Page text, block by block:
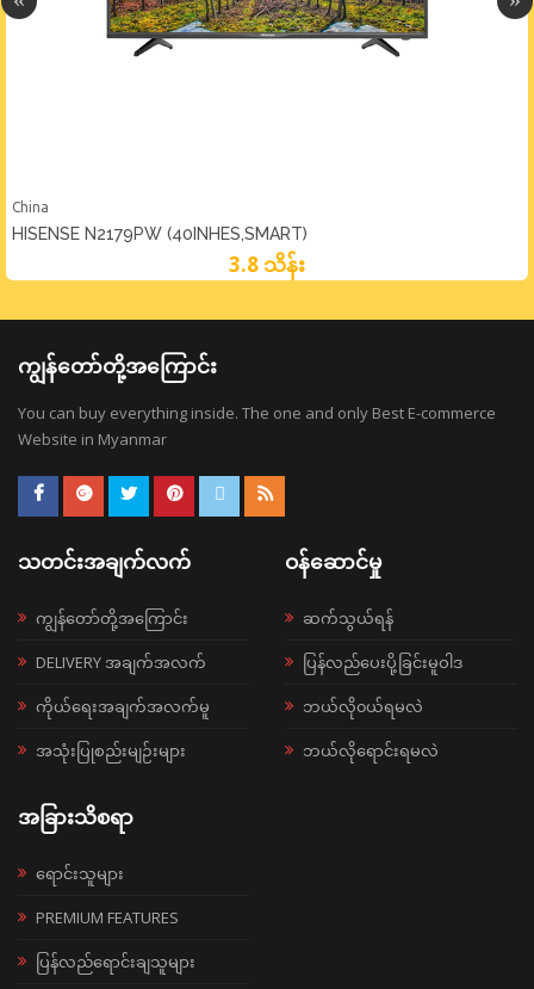
China
HISENSE N2179PW (40INHES,SMART)
3.8 သိန်း
ကျွန်တော်တို့အကြောင်း
You can buy everything inside. The one and only Best E-commerce
Website in Myanmar
သတင်းအချက်လက်
ကျွန်တော်တို့အကြောင်း
DELIVERY အချက်အလက်
ကိုယ်ရေးအချက်အလက်မူ
အသုံးပြုစည်းမျဉ်းများ
ဝန်ဆောင်မှု
ဆက်သွယ်ရန်
ပြန်လည်ပေးပို့ခြင်းမူဝါဒ
ဘယ်လို၀ယ်ရမလဲ
ဘယ်လိုရောင်းရမလဲ
အခြားသိစရာ
ရောင်းသူများ
PREMIUM FEATURES
ပြန်လည်ရောင်းချသူများ